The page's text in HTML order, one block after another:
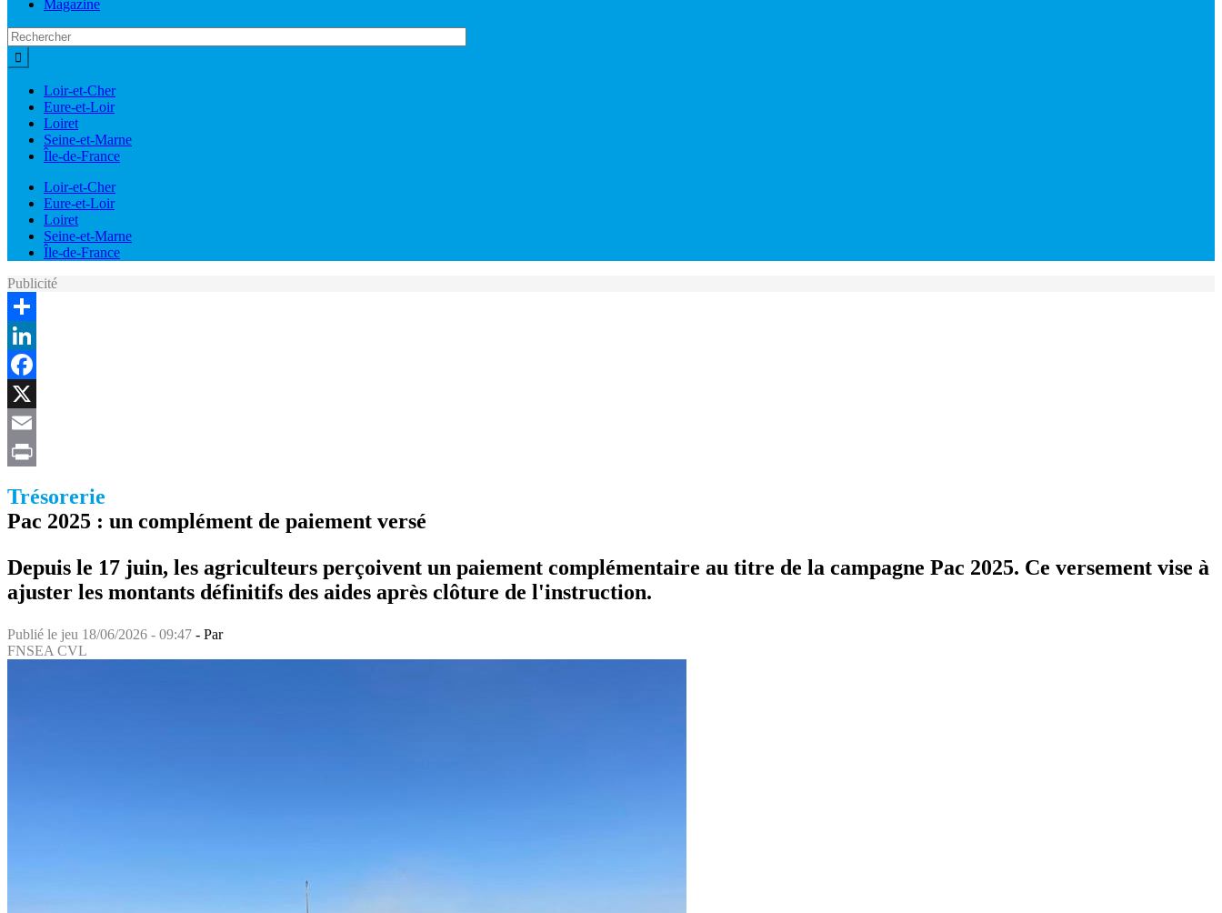
Magazine
Loir-et-Cher
Eure-et-Loir
Loiret
Seine-et-Marne
Île-de-France
Loir-et-Cher
Eure-et-Loir
Loiret
Seine-et-Marne
Île-de-France
Publicité
Share
LinkedIn
Facebook
X
Email
Trésorerie
Pac 2025 : un complément de paiement versé
Depuis le 17 juin, les agriculteurs perçoivent un paiement complémentaire au titre de la campagne Pac 2025. Ce versement vise à
ajuster les montants définitifs des aides après clôture de l'instruction.
Publié le jeu 18/06/2026 - 09:47 - Par
FNSEA CVL